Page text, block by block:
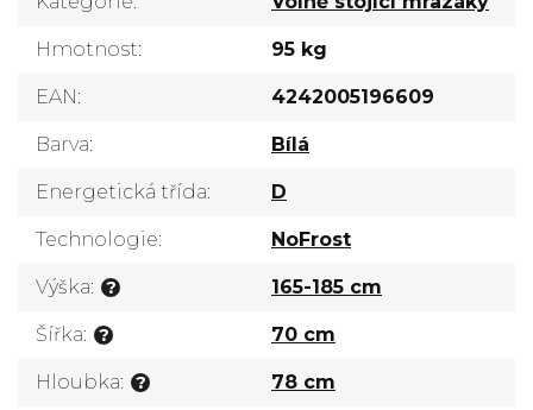
Hmotnost: 95 kg
EAN: 4242005196609
Barva: Bílá
Energetická třída: D
Technologie: NoFrost
?
Výška: 165-185 cm
?
Šířka: 70 cm
?
Hloubka: 78 cm